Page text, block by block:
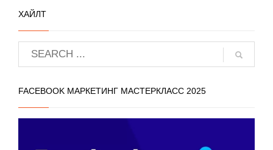
ХАЙЛТ
FACEBOOK МАРКЕТИНГ МАСТЕРКЛАСС 2025